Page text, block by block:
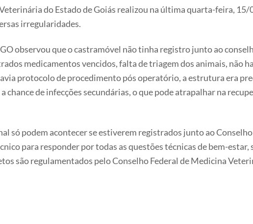
do Estado de Goiás realizou na última quarta-feira,
irregularidades.
observou que o castramóvel não tinha registro junto ao
medicamentos vencidos, falta de triagem dos animais, não
protocolo de procedimento pós operatório, a estrutura era
chance de infecções secundárias, o que pode atrapalhar na
só podem acontecer se estiverem registrados junto ao
para responder por todas as questões técnicas de bem-
são regulamentados pelo Conselho Federal de Medicina